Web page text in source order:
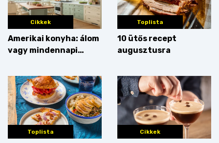
Cikkek
Amerikai konyha: álom
vagy mindennapi
az érveket
Toplista
10 ütős recept
augusztusra
Toplista Cikkek